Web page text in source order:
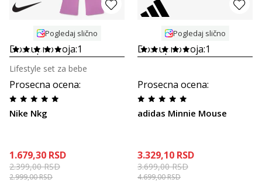
Pogledaj slično
Dostupno boja:1
Prosecna ocena:
Nike Nkg
Lifestyle set za bebe
1.679,30 RSD
2.399,00RSD
2.999,00RSD
Pogledaj slično
Dostupno boja:1
Prosecna ocena:
adidas Minnie Mouse
3.329,10 RSD
3.699,00RSD
4.699,00RSD